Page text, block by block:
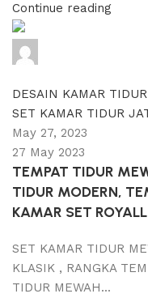
Continue reading
DESAIN KAMAR
SET KAMAR TIDUR
May 27, 2023
27 May 2023
TEMPAT TIDUR
TIDUR MODERN,
KAMAR SET
SET KAMAR TIDUR
KLASIK , RANGKA
TIDUR MEWAH...